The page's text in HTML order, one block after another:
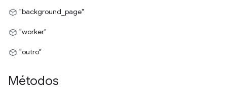
"background_page"
"worker"
"outro"
Métodos